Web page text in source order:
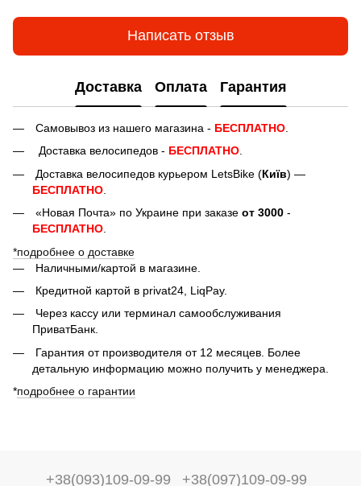
Написать отзыв
Доставка Оплата Гарантия
Самовывоз из нашего магазина - БЕСПЛАТНО
Доставка велосипедов - БЕСПЛАТНО.
Доставка велосипедов курьером LetsBike (Київ) —
БЕСПЛАТНО
«Новая Почта» по Украине при заказе от 3000 -
БЕСПЛАТНО
*подробнее о доставке
Наличными/картой в магазине.
Кредитной картой в privat24, LiqPay.
Через кассу или терминал самообслуживания
ПриватБанк.
Гарантия от производителя от 12 месяцев. Более
детальную информацию можно получить у менеджера.
*подробнее о гарантии
+38(093)109-09-99 +38(097)109-09-99